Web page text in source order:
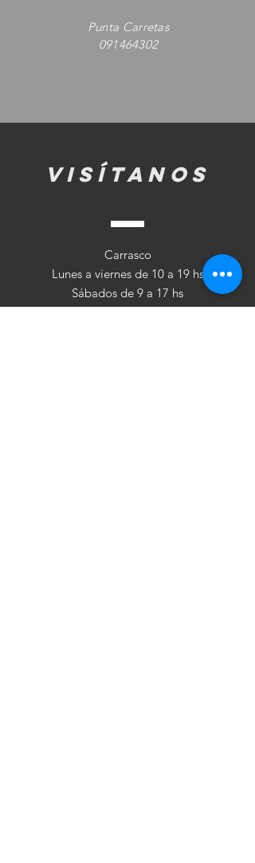
Punta Carretas
091464302
visítanos
Carrasco
Lunes a viernes de 10 a 19 hs
Sábados de 9 a 17 hs